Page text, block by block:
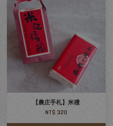
【農庄手札】米禮
NT$ 320